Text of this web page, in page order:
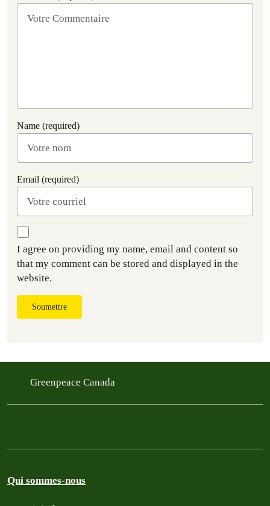
Name (required)
Email (required)
I agree on providing my name, email and content so
that my comment can be stored and displayed in the
website.
Soumettre
Greenpeace Canada
Qui sommes-nous